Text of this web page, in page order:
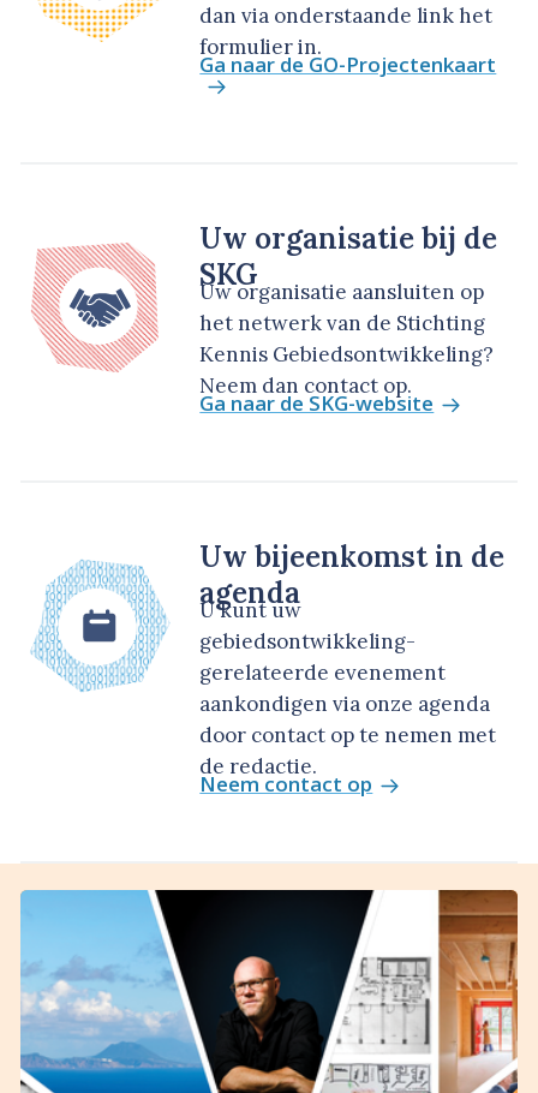
dan via onderstaande link het
formulier in.
Ga naar de GO-Projectenkaart
Uw organisatie bij de
SKG
Uw organisatie aansluiten op
het netwerk van de Stichting
Kennis Gebiedsontwikkeling?
Neem dan contact op.
Ga naar de SKG-website
Uw bijeenkomst in de
agenda
U kunt uw
gebiedsontwikkeling-
gerelateerde evenement
aankondigen via onze agenda
door contact op te nemen met
de redactie.
Neem contact op